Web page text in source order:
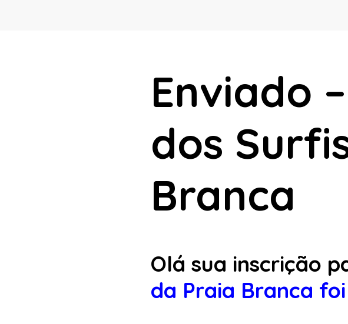
Enviado
dos
Branca
Olá sua inscrição
da Praia Branca